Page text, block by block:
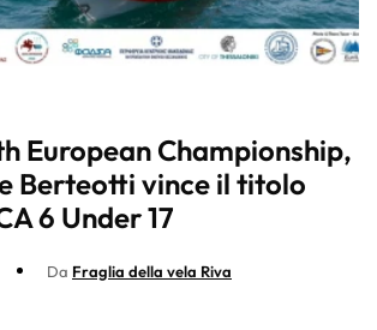
European Championship,
Berteotti vince il titolo
6 Under 17
Da Fraglia della vela Riva